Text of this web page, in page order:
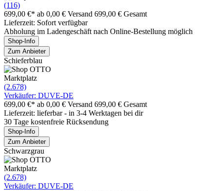
(116)
699,00 €* ab 0,00 € Versand 699,00 € Gesamt
Lieferzeit: Sofort verfügbar
Abholung im Ladengeschäft nach Online-Bestellung möglich
Shop-Info
Zum Anbieter
Schieferblau
Marktplatz
(2.678)
Verkäufer: DUVE-DE
699,00 €* ab 0,00 € Versand 699,00 € Gesamt
Lieferzeit: lieferbar - in 3-4 Werktagen bei dir
30 Tage kostenfreie Rücksendung
Shop-Info
Zum Anbieter
Schwarzgrau
Marktplatz
(2.678)
Verkäufer: DUVE-DE